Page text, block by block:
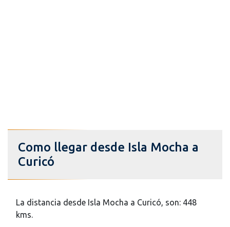
Como llegar desde Isla Mocha a
Curicó
La distancia desde Isla Mocha a Curicó, son: 448
kms.